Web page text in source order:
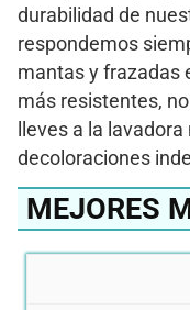
durabilidad de
respondemos
mantas y frazadas
más resistentes,
lleves a la
decoloraciones
MEJORES